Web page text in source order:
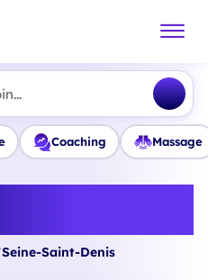
Coaching Massage
Seine-Saint-Denis